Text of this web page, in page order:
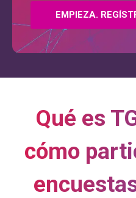
EMPIEZA.
Qué es
cómo